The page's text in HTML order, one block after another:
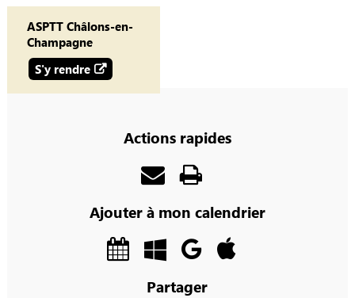
ASPTT Châlons-en-
Champagne
S'y rendre
Actions rapides
Ajouter à mon calendrier
Partager